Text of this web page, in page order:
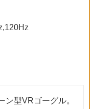
ン型VRゴーグル。